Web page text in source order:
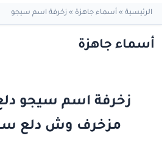
الرئيسية » أسماء جاهزة » زخرفة اسم سيجو
أسماء جاهزة
زخرفة اسم سيجو
مزخرف وش دلع